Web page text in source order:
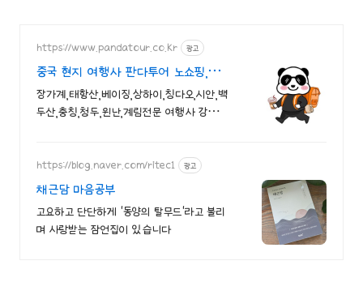
https://www.pandatour.co.kr 광고
중국 현지 여행사 판다투어 노쇼핑,노옵
션,노팁
장가계,태항산,베이징,상하이,칭다오,시안,백
두산,충칭,청두,윈난,계림전문 여행사 강제쇼
https://blog.naver.com/ritec1 광고
채근담 마음공부
고요하고 단단하게 '동양의 탈무드'라고 불리
며 사랑받는 잠언집이 있습니다